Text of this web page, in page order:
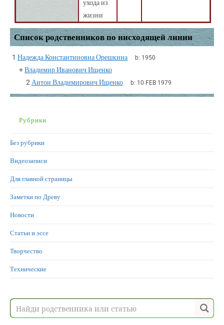
ухода из
жизни
Список родственников по нисходящей линии
1 Надежда Константиновна Орешкина b: 1950
+Владимир Иванович Ищенко
2 Антон Владимирович Ищенко b: 10 FEB 1979
Рубрики
Без рубрики
Видеозаписи
Для главной страницы
Заметки по Древу
Новости
Статьи и эссе
Творчество
Технические